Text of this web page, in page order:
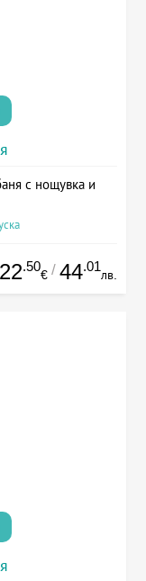
с нощувка и
22.50
€ / 44.01
лв.